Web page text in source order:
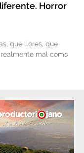
Horror
que llores, que
mal como